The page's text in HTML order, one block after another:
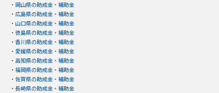
・ 岡山県の助成金・補助金
・ 広島県の助成金・補助金
・ 山口県の助成金・補助金
・ 徳島県の助成金・補助金
・ 香川県の助成金・補助金
・ 愛媛県の助成金・補助金
・ 高知県の助成金・補助金
・ 福岡県の助成金・補助金
・ 佐賀県の助成金・補助金
・ 長崎県の助成金・補助金